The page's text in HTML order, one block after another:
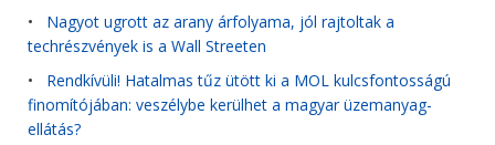
• Nagyot ugrott az arany árfolyama, jól rajtoltak a
techrészvények is a Wall Streeten
• Rendkívüli! Hatalmas tűz ütött ki a MOL kulcsfontosságú
finomítójában: veszélybe kerülhet a magyar üzemanyag-
ellátás?